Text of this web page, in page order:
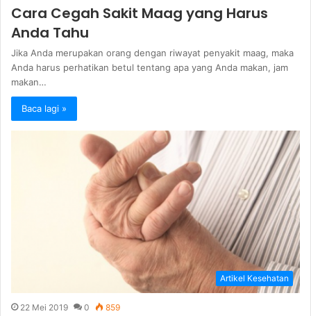
Cara Cegah Sakit Maag yang Harus
Anda Tahu
Jika Anda merupakan orang dengan riwayat penyakit maag, maka
Anda harus perhatikan betul tentang apa yang Anda makan, jam
makan…
Baca lagi »
Artikel Kesehatan
22 Mei 2019 0 859